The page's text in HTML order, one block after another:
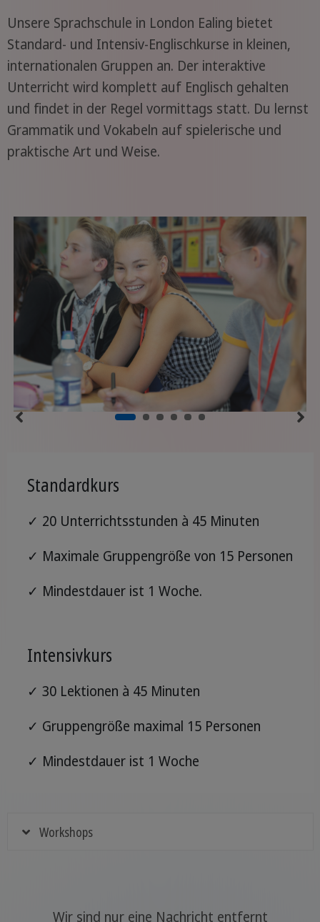
Unsere Sprachschule in London Ealing bietet
Standard- und Intensiv-Englischkurse in kleinen,
internationalen Gruppen an. Der interaktive
Unterricht wird komplett auf Englisch gehalten
und findet in der Regel vormittags statt. Du lernst
Grammatik und Vokabeln auf spielerische und
praktische Art und Weise.
Standardkurs
✓ 20 Unterrichtsstunden à 45 Minuten
✓ Maximale Gruppengröße von 15 Personen
✓ Mindestdauer ist 1 Woche.
Intensivkurs
✓ 30 Lektionen à 45 Minuten
✓ Gruppengröße maximal 15 Personen
✓ Mindestdauer ist 1 Woche
Workshops
Wir sind nur eine Nachricht entfernt